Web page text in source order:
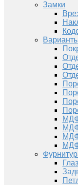
Замки
МДФ